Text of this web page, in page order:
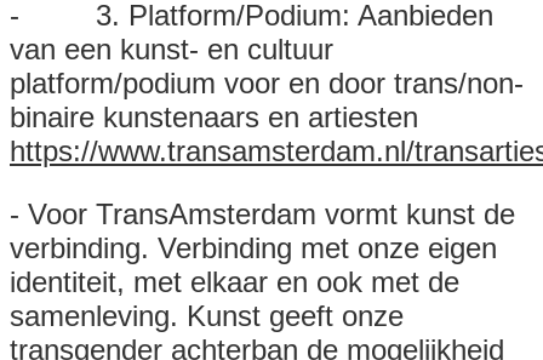
- 3. Platform/Podium: Aanbieden
van een kunst- en cultuur
platform/podium voor en door trans/non-
binaire kunstenaars en artiesten
https://www.transamsterdam.nl/
- Voor TransAmsterdam vormt kunst de
verbinding. Verbinding met onze eigen
identiteit, met elkaar en ook met de
samenleving. Kunst geeft onze
transgender achterban de mogelijkheid